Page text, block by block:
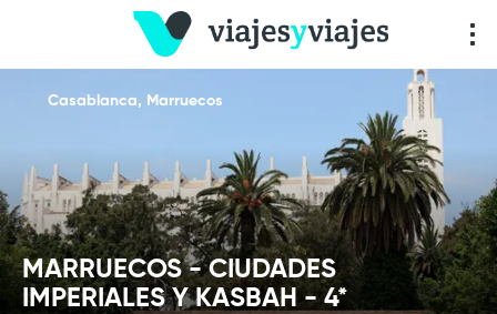
MARRUECOS - CIUDADES
IMPERIALES Y KASBAH - 4*
Casablanca, Marruecos